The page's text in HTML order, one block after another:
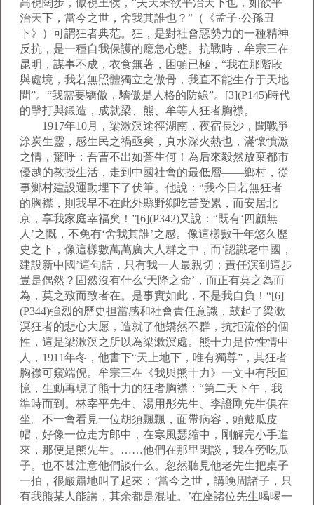
高視闊步，傲視王侯，“夫天未欲平治天下也，如欲平
治天下，當今之世，舍我其誰也？”（《孟子·公孫丑
下》）可謂狂者典范。狂，是對社會惡勢力的一種精神
反抗，是一種自我保護的應急心態。抗戰時，牟宗三在
昆明，謀事不成，衣食無著，困頓已極，“我在那階段
與處境，我若無照體獨立之傲骨，我直不能生存于天地
間”。“我需要驕傲，驕傲是人格的防線”。[3](P145)時代
的擊打與鍛造，成就梁、熊、牟等人狂者胸襟。
1917年10月，梁漱溟途徑湖南，夜宿長沙，聞戰爭
涂炭生靈，感生民之禍亟矣，真水深火熱也，滿懷憤激
之情，驚呼：吾曹不出如蒼生何！為后來毅然放棄都市
優越的教授生活，走到中國社會的最低層——鄉村，從
事鄉村建設運動埋下了伏筆。他說：“我今日若無狂者
的胸襟，則我早不在此外縣野鄉吃苦受累，而安居北
京，享我家庭幸福矣！”[6](P342)又說：“既有‘四顧無
人’之慨，不免有‘舍我其誰’之感。像這樣數千年悠久歷
史之下，像這樣數萬萬廣大人群之中，而‘認識老中國，
建設新中國’這句話，只有我一人最親切；責任演到這步
豈是偶然？固然沒有什么‘天降之命’，而正有莫之為而
為，莫之致而致者在。是事實如此，不是我自負！“[6]
(P344)強烈的歷史担當感和社會責任意識，鼓起了梁漱
溟狂者的悲心大愿，造就了他矯然不群，抗拒流俗的個
性，這是梁漱溟之所以為梁漱溟處。熊十力是位性情中
人，1911年冬，他書下“天上地下，唯有獨尊”，其狂者
胸襟可窺端倪。牟宗三在《我與熊十力》一文中有段回
憶，生動再現了熊十力的狂者胸襟：“第二天下午，我
準時而到。林宰平先生、湯用彤先生、李證剛先生俱在
坐。不一會看見一位胡須飄飄，面帶病容，頭戴瓜皮
帽，好像一位走方郎中，在寒風瑟縮中，剛解完小手進
來，那便是熊先生。……他們在那里閑談，我在旁吃瓜
子。也不甚注意他們談什么。忽然聽見他老先生把桌子
一拍，很嚴肅地叫了起來：‘當今之世，講晚周諸子，只
有我熊某人能講，其余都是混址。’在座諸位先生喝喝一